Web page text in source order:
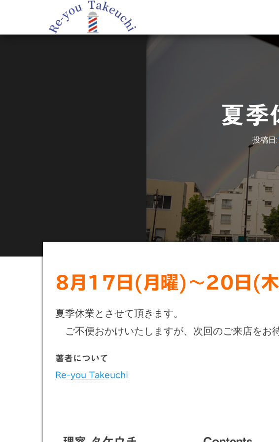
タ
ケ
夏季
投稿日:
8月17日(月曜)〜20日(
夏季休業とさせて頂きます。
ご不便おかけいたしますが、次回のご来店をお
著者について
Re-you Takeuchi